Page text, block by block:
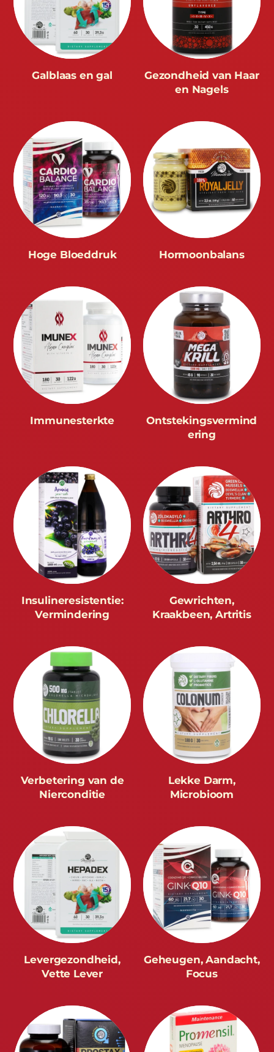
Galblaas en gal
Gezondheid van Haar
en Nagels
Hoge Bloeddruk Hormoonbalans
Immunesterkte
Ontstekingsvermind
ering
Insulineresistentie:
Vermindering
Gewrichten,
Kraakbeen, Artritis
Verbetering van de
Nierconditie
Lekke Darm,
Microbioom
Levergezondheid,
Vette Lever
Geheugen, Aandacht,
Focus